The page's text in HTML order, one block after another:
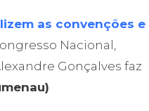
as convenções e
Nacional,
Gonçalves faz